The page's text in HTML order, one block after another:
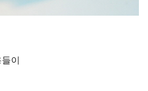
이